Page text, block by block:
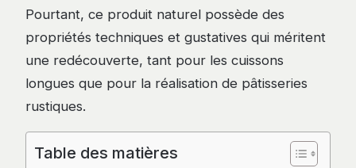
Pourtant, ce produit naturel possède des
propriétés techniques et gustatives qui méritent
une redécouverte, tant pour les cuissons
longues que pour la réalisation de pâtisseries
rustiques.
Table des matières